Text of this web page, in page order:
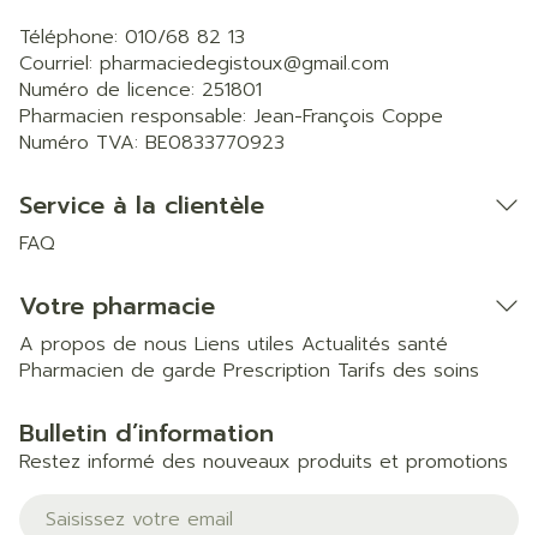
Téléphone: 010/68 82 13
Courriel: pharmaciedegistoux@gmail.com
Numéro de licence: 251801
Pharmacien responsable: Jean-François Coppe
Numéro TVA: BE0833770923
Service à la clientèle
FAQ
Votre pharmacie
A propos de nous Liens utiles Actualités santé
Pharmacien de garde Prescription Tarifs des soins
Bulletin d’information
Restez informé des nouveaux produits et promotions
Adresse mail